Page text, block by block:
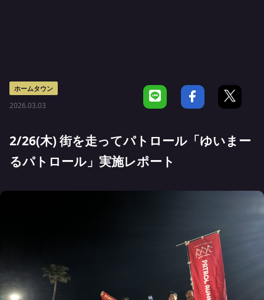
ホームタウン
2026.03.03
2/26(木) 街を走ってパトロール「ゆいまー
るパトロール」実施レポート